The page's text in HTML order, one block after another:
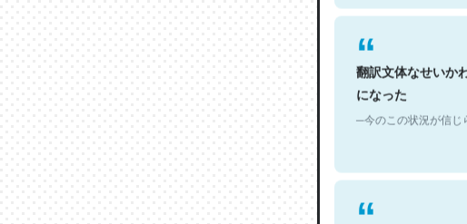
翻訳文体なせいか
になった
─今のこの状況が信じ
彼もまた「努力で